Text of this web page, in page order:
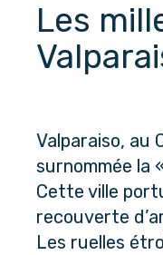
Les
Valparaiso, au
surnommée la
Cette ville
recouverte
Les ruelles